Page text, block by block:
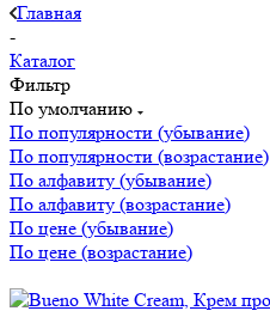
Главная
-
Каталог
Фильтр
По умолчанию
По популярности (убывание)
По популярности (возрастание)
По алфавиту (убывание)
По алфавиту (возрастание)
По цене (убывание)
По цене (возрастание)